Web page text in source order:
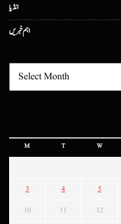
انڈیا
اہم خبریں
M T W
3 4 5
10 11 12